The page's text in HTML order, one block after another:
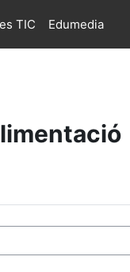
TIC Edumedia